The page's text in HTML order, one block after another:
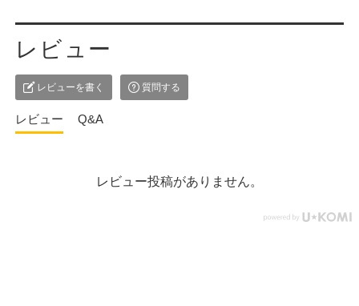
レビュー
レビューを書く 質問する
レビュー Q&A
レビュー投稿がありません。